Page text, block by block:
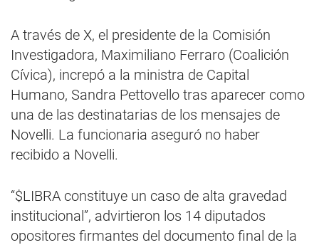
A través de X, el presidente de la Comisión
Investigadora, Maximiliano Ferraro (Coalición
Cívica), increpó a la ministra de Capital
Humano, Sandra Pettovello tras aparecer como
una de las destinatarias de los mensajes de
Novelli. La funcionaria aseguró no haber
recibido a Novelli.
“$LIBRA constituye un caso de alta gravedad
institucional”, advirtieron los 14 diputados
opositores firmantes del documento final de la